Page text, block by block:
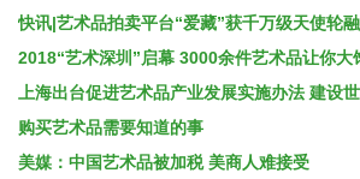
2018“艺术深圳”启幕 3000余件艺术品让你大
购买艺术品需要知道的事
美媒：中国艺术品被加税 美商人难接受